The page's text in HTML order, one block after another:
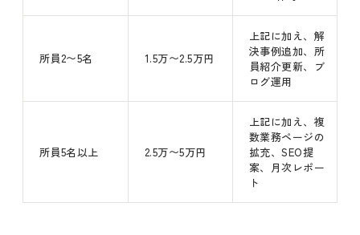
所員2〜5名 1.5万〜2.5万円
上記に加え、解
決事例追加、所
員紹介更新、ブ
ログ運用
所員5名以上 2.5万〜5万円
上記に加え、複
数業務ページの
拡充、SEO提
案、月次レポー
ト